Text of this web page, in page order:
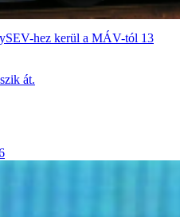
hez kerül a MÁV-tól 13
át.